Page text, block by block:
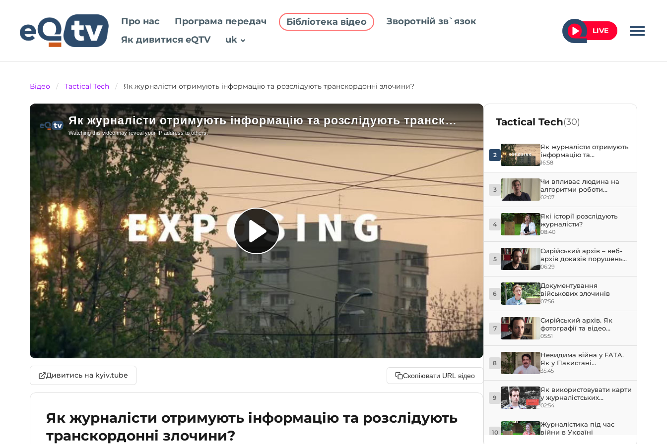
Про нас Програма передач Бібліотека відео
Зворотній зв`язок
Як дивитися eQTV
uk
LIVE
Відео / Tactical Tech / Як журналісти отримують інформацію та розслідують транскордонні злочини?
Дивитись на kyiv.tube Скопіювати URL відео
Як журналісти отримують інформацію та розслідують
транскордонні злочини?
Tactical Tech(30)
1
свої знахідки в Сирії,
Лівані та Ізраїлі
29:25
2
Як журналісти отримують
інформацію та
розслідують
транскордонні злочини?
16:58
3
Чи впливає людина на
алгоритми роботи
програмного
забезпечення?
02:07
4
Які історії розслідують
журналісти?
08:40
5
Сирійський архів – веб-
архів доказів порушень
прав людини у Сирії
06:29
6
Документування
військових злочинів
07:56
7
Сирійський архів. Як
фотографії та відео
допомагають фіксувати
порушення прав людини
у Сирії
05:51
8
Невидима війна у FATA.
Як у Пакистані
використовувалися дрони
США
35:45
9
Як використовувати карти
у журналістських
розслідуваннях?
02:54
10
Журналістика під час
війни в Україні